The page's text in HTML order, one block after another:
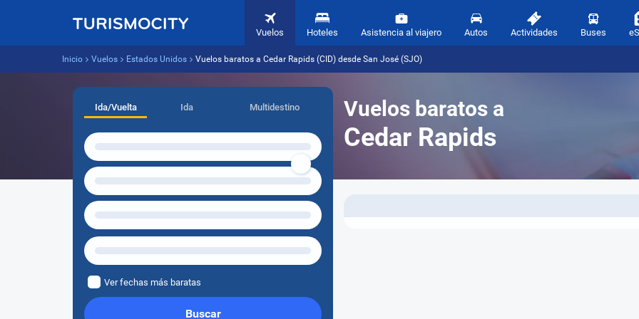
Vuelos Hoteles Asistencia al viajero Autos Actividades Buses
Inicio Vuelos Estados Unidos Vuelos baratos a Cedar Rapids (CID) desde San José (SJO)
Vuelos baratos a
Cedar Rapids
Ida/Vuelta Ida Multidestino
Ver fechas más baratas
Buscar